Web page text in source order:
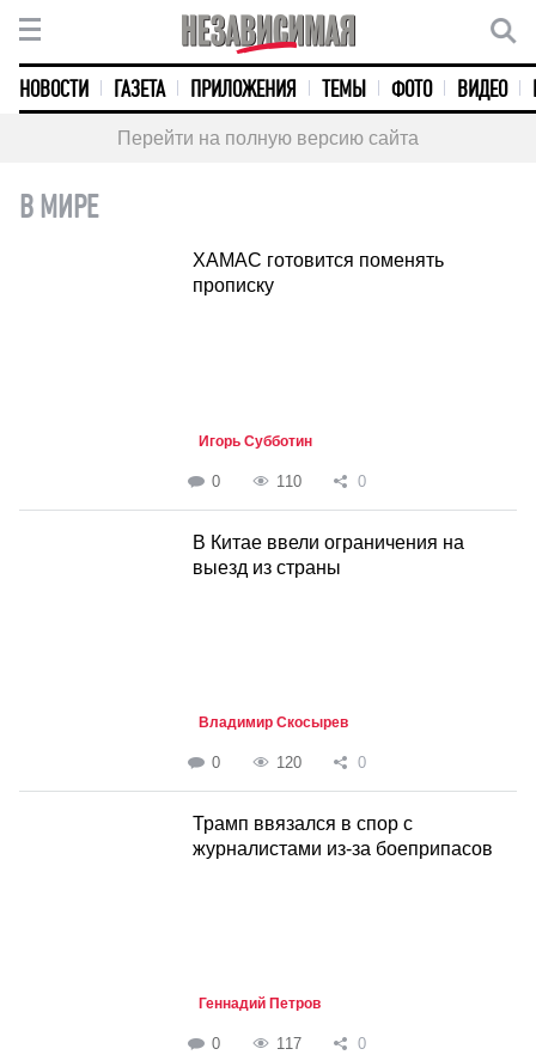
НОВОСТИ ГАЗЕТА ПРИЛОЖЕНИЯ ТЕМЫ ФОТО ВИДЕО
Перейти на полную версию сайта
В МИРЕ
ХАМАС готовится поменять
прописку
Игорь Субботин
0 110 0
В Китае ввели ограничения на
выезд из страны
Владимир Скосырев
0 120 0
Трамп ввязался в спор с
журналистами из-за боеприпасов
Геннадий Петров
0 117 0